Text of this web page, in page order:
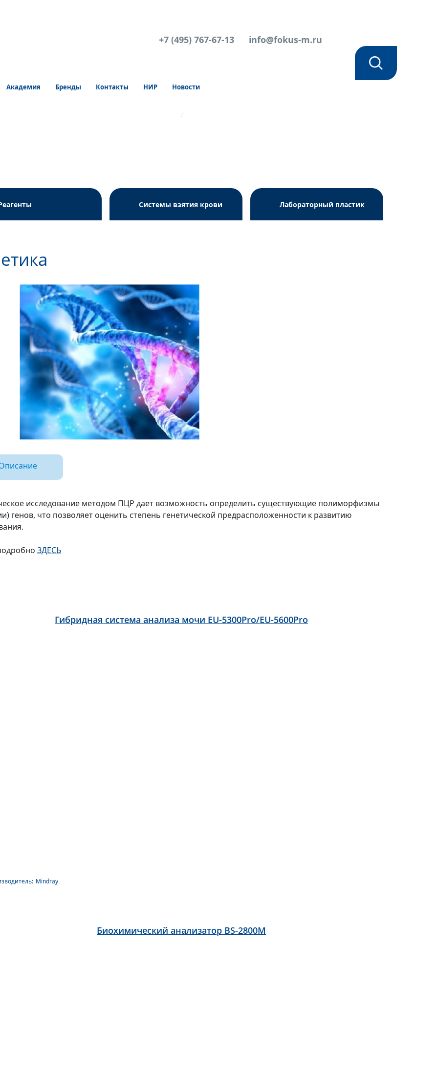
+7 (495) 767-67-13 info@fokus-m.ru
Академия Бренды Контакты НИР Новости
Системы взятия крови Лабораторный пластик
исследование методом ПЦР дает возможность определить существующие полиморфизмы
генов, что позволяет оценить степень генетической предрасположенности к развитию
ЗДЕСЬ
Гибридная система анализа мочи EU-5300Pro/EU-5600Pro
Mindray
Биохимический анализатор BS-2800M